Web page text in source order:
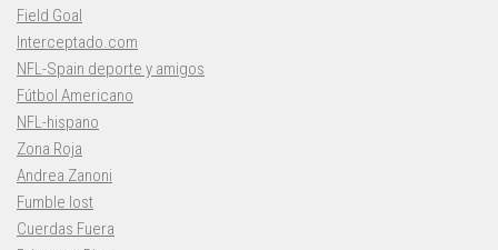
Field Goal
Interceptado.com
NFL-Spain deporte y amigos
Fútbol Americano
NFL-hispano
Zona Roja
Andrea Zanoni
Fumble lost
Cuerdas Fuera